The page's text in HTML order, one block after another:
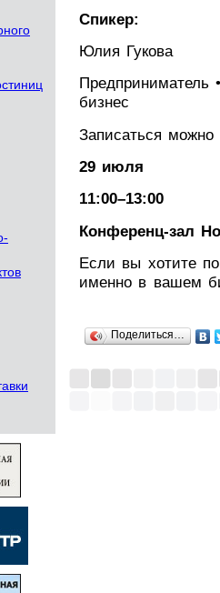
Спикер:
Юлия Гукова
Предприниматель
бизнес
Записаться
29 июля
11:00–13:00
Конференц-зал
Если вы хотите
именно в вашем
Поделиться…